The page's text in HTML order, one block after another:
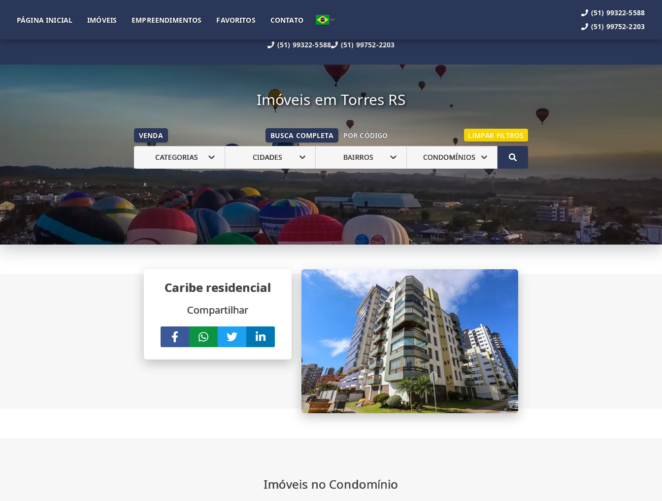
(51) 99322-5588 (51) 99752-2203
PÁGINA INICIAL IMÓVEIS EMPREENDIMENTOS FAVORITOS CONTATO
(51) 99322-5588
(51) 99752-2203
Imóveis em Torres RS
VENDA BUSCA COMPLETA POR CÓDIGO LIMPAR FILTROS
CATEGORIAS CIDADES BAIRROS CONDOMÍNIOS
Caribe residencial
Compartilhar
Imóveis no Condomínio